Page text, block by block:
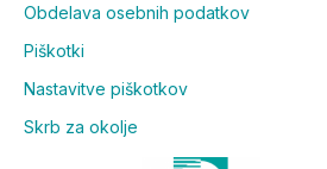
Obdelava osebnih podatkov
Piškotki
Nastavitve piškotkov
Skrb za okolje